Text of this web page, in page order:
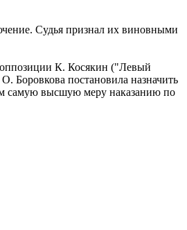
Судья признал их виновными
оппозиции К. Косякин ("Левый
постановила назначить
самую высшую меру наказанию по